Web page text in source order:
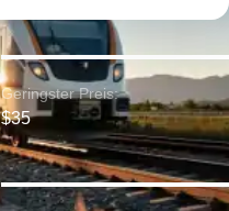
Geringster Preis:
$35